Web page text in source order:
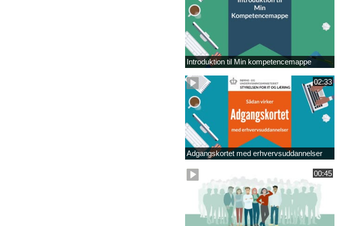
Introduktion til Min kompetencemappe
02:33
Adgangskortet med erhvervsuddannelser
00:45